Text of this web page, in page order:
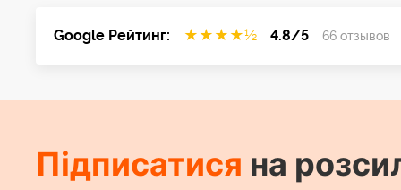
Google Рейтинг: ★ ★ ★ ★½ 4.8/5 66 отзывов
Підписатися на